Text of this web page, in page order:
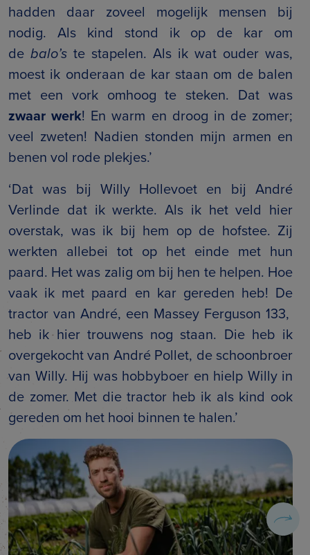
hadden daar zoveel mogelijk mensen bij
nodig. Als kind stond ik op de kar om
de balo’s te stapelen. Als ik wat ouder was,
moest ik onderaan de kar staan om de balen
met een vork omhoog te steken. Dat was
zwaar werk! En warm en droog in de zomer;
veel zweten! Nadien stonden mijn armen en
benen vol rode plekjes.’
‘Dat was bij Willy Hollevoet en bij André
Verlinde dat ik werkte. Als ik het veld hier
overstak, was ik bij hem op de hofstee. Zij
werkten allebei tot op het einde met hun
paard. Het was zalig om bij hen te helpen. Hoe
vaak ik met paard en kar gereden heb! De
tractor van André, een Massey Ferguson 133,
heb ik hier trouwens nog staan. Die heb ik
overgekocht van André Pollet, de schoonbroer
van Willy. Hij was hobbyboer en hielp Willy in
de zomer. Met die tractor heb ik als kind ook
gereden om het hooi binnen te halen.’